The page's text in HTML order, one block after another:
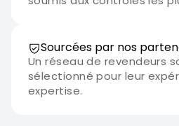
Sourcées par nos
Un réseau de revendeurs
sélectionné pour leur
expertise.